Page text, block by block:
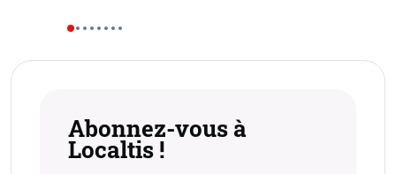
Abonnez-vous à
Localtis !